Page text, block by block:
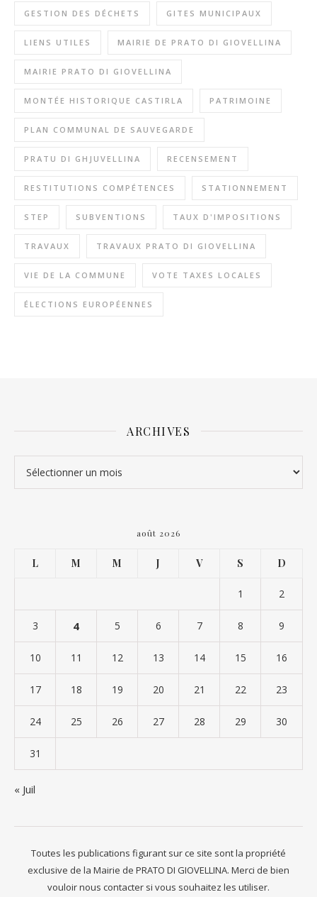
GESTION DES DÉCHETS GITES MUNICIPAUX
LIENS UTILES MAIRIE DE PRATO DI GIOVELLINA
MAIRIE PRATO DI GIOVELLINA
MONTÉE HISTORIQUE CASTIRLA PATRIMOINE
PLAN COMMUNAL DE SAUVEGARDE
PRATU DI GHJUVELLINA RECENSEMENT
RESTITUTIONS COMPÉTENCES STATIONNEMENT
STEP SUBVENTIONS TAUX D'IMPOSITIONS
TRAVAUX TRAVAUX PRATO DI GIOVELLINA
VIE DE LA COMMUNE VOTE TAXES LOCALES
ÉLECTIONS EUROPÉENNES
ARCHIVES
août 2026
L M M J V S D
1 2
3 4 5 6 7 8 9
10 11 12 13 14 15 16
17 18 19 20 21 22 23
24 25 26 27 28 29 30
31
« Juil
Toutes les publications figurant sur ce site sont la propriété
exclusive de la Mairie de PRATO DI GIOVELLINA. Merci de bien
vouloir nous contacter si vous souhaitez les utiliser.